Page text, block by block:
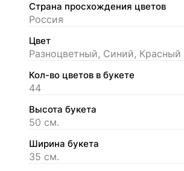
Страна просхождения цветов
Россия
Цвет
Разноцветный, Синий, Красный
Кол-во цветов в букете
44
Высота букета
50 см.
Ширина букета
35 см.